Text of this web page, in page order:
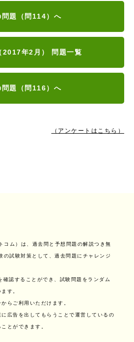
問題（問114）へ
2017年2月） 問題一覧
問題（問116）へ
（アンケートはこちら）
コム）は、過去問と予想問題の解説つき無
の試験対策として、過去問題にチャレンジ
認することができ、試験問題をランダム
す。
らご利用いただけます。
広告を出してもらうことで運営しているの
とができます。